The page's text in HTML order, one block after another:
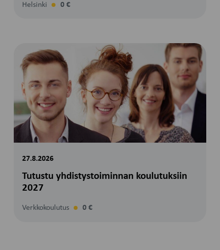
Helsinki 0 €
27.8.2026
Tutustu yhdistystoiminnan koulutuksiin
2027
Verkkokoulutus 0 €